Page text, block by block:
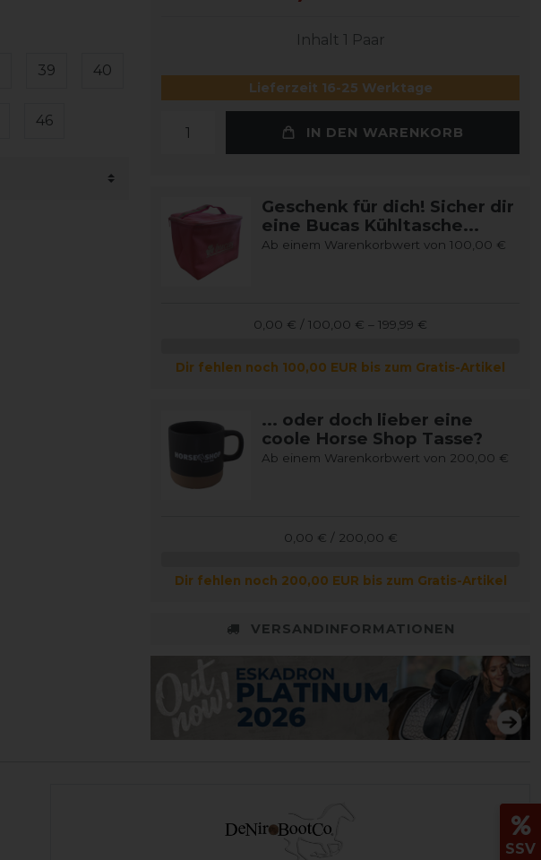
39 40
46
Inhalt 1 Paar
Lieferzeit 16-25 Werktage
IN DEN WARENKORB
Geschenk für dich! Sicher dir
eine Bucas Kühltasche...
Ab einem Warenkorbwert von 100,00 €
0,00 € / 100,00 € – 199,99 €
Dir fehlen noch 100,00 EUR bis zum Gratis-Artikel
... oder doch lieber eine
coole Horse Shop Tasse?
Ab einem Warenkorbwert von 200,00 €
0,00 € / 200,00 €
Dir fehlen noch 200,00 EUR bis zum Gratis-Artikel
VERSANDINFORMATIONEN
SSV